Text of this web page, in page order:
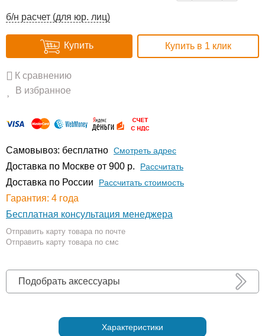
б/н расчет (для юр. лиц)
Купить Купить в 1 клик
К сравнению
В избранное
Самовывоз: бесплатно Смотреть адрес
Доставка по Москве от 900 р. Расcчитать
Доставка по России Рассчитать стоимость
Гарантия: 4 года
Бесплатная консультация менеджера
Отправить карту товара по почте
Отправить карту товара по смс
Подобрать аксессуары
Характеристики